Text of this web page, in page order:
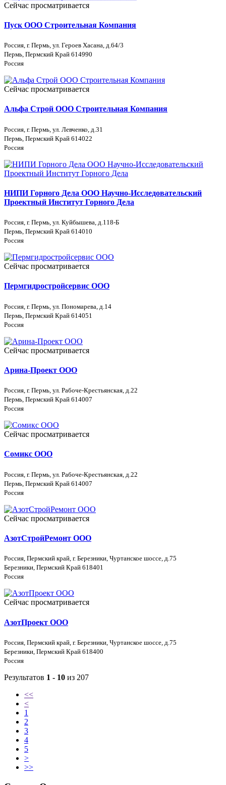
Сейчас просматривается
Пуск ООО Строительная Компания
Россия, г. Пермь, ул. Героев Хасана, д.64/3
Пермь, Пермский Край 614990
Россия
Сейчас просматривается
Альфа Строй ООО Строительная Компания
Россия, г. Пермь, ул. Левченко, д.31
Пермь, Пермский Край 614022
Россия
НИПИ Горного Дела ООО Научно-Исследовательский
Проектный Институт Горного Дела
Россия, г. Пермь, ул. Куйбышева, д.118-Б
Пермь, Пермский Край 614010
Россия
Сейчас просматривается
Пермгидростройсервис ООО
Россия, г. Пермь, ул. Пономарева, д.14
Пермь, Пермский Край 614051
Россия
Сейчас просматривается
Арина-Проект ООО
Россия, г. Пермь, ул. Рабоче-Крестьянская, д.22
Пермь, Пермский Край 614007
Россия
Сейчас просматривается
Сомикс ООО
Россия, г. Пермь, ул. Рабоче-Крестьянская, д.22
Пермь, Пермский Край 614007
Россия
Сейчас просматривается
АзотСтройРемонт ООО
Россия, Пермский край, г. Березники, Чуртанское шоссе, д.75
Березники, Пермский Край 618401
Россия
Сейчас просматривается
АзотПроект ООО
Россия, Пермский край, г. Березники, Чуртанское шоссе, д.75
Березники, Пермский Край 618400
Россия
Результатов 1 - 10 из 207
<<
<
1
2
3
4
5
>
>>